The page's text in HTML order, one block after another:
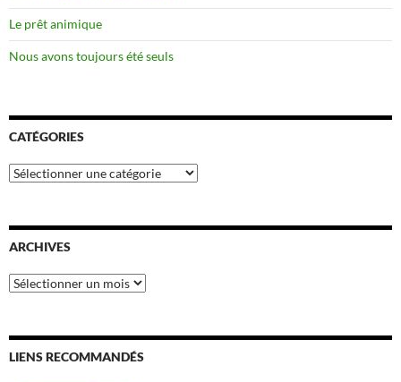
Le prêt animique
Nous avons toujours été seuls
CATÉGORIES
Catégories
ARCHIVES
Archives
LIENS RECOMMANDÉS